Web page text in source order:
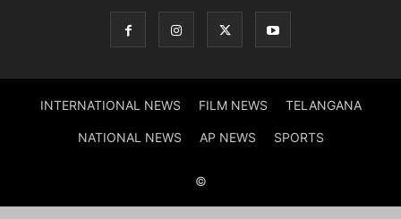
INTERNATIONAL NEWS FILM NEWS TELANGANA
NATIONAL NEWS AP NEWS SPORTS
©